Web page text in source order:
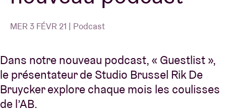
Chèque-concert
À propos de l'AB
Contact
MER 3 FÉVR 21 | Podcast
Dans notre nouveau podcast, « Guestlist »,
le présentateur de Studio Brussel Rik De
Bruycker explore chaque mois les coulisses
de l’AB.